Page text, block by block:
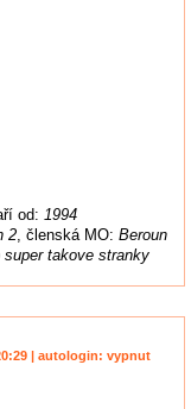
od: 1994
2, členská MO: Beroun
super takove stranky
| autologin: vypnut